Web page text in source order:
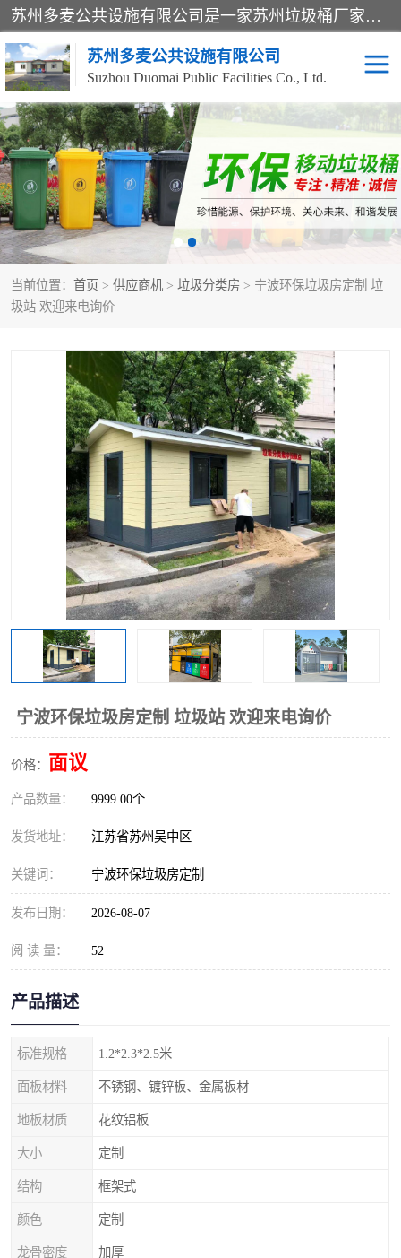
苏州多麦公共设施有限公司是一家苏州垃圾桶厂家，主营：塑料垃圾桶、分类果皮箱、户外园林椅、保安岗亭等产品厂家。全国统一热线电话：17105580222。公司组建完善的团队。设计人员，能根据客户要求，提供适合的设计方案，来满足客户的需求。
苏州多麦公共设施有限公司
Suzhou Duomai Public Facilities Co., Ltd.
当前位置： 首页 > 供应商机 > 垃圾分类房 > 宁波环保垃圾房定制 垃
圾站 欢迎来电询价
宁波环保垃圾房定制 垃圾站 欢迎来电询价
价格： 面议
产品数量： 9999.00个
发货地址： 江苏省苏州吴中区
关键词： 宁波环保垃圾房定制
发布日期： 2026-08-07
阅 读 量： 52
产品描述
标准规格 1.2*2.3*2.5米
面板材料 不锈钢、镀锌板、金属板材
地板材质 花纹铝板
大小 定制
结构 框架式
颜色 定制
龙骨密度 加厚
办公室脚踩垃圾桶 保安岗亭
分类果皮箱 公园椅
垃圾分类房 塑料垃圾桶
防疫岗亭 吸烟岗亭